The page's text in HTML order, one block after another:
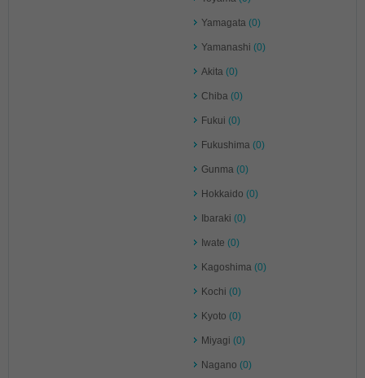
Yamagata (0)
Yamanashi (0)
Akita (0)
Chiba (0)
Fukui (0)
Fukushima (0)
Gunma (0)
Hokkaido (0)
Ibaraki (0)
Iwate (0)
Kagoshima (0)
Kochi (0)
Kyoto (0)
Miyagi (0)
Nagano (0)